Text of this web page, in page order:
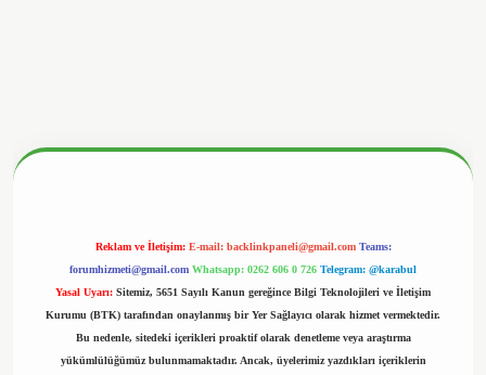
Reklam ve İletişim: E-mail: backlinkpaneli@gmail.com Teams:
forumhizmeti@gmail.com Whatsapp: 0262 606 0 726 Telegram: @karabul
Yasal Uyarı: Sitemiz, 5651 Sayılı Kanun gereğince Bilgi Teknolojileri ve İletişim
Kurumu (BTK) tarafından onaylanmış bir Yer Sağlayıcı olarak hizmet vermektedir.
Bu nedenle, sitedeki içerikleri proaktif olarak denetleme veya araştırma
yükümlülüğümüz bulunmamaktadır. Ancak, üyelerimiz yazdıkları içeriklerin